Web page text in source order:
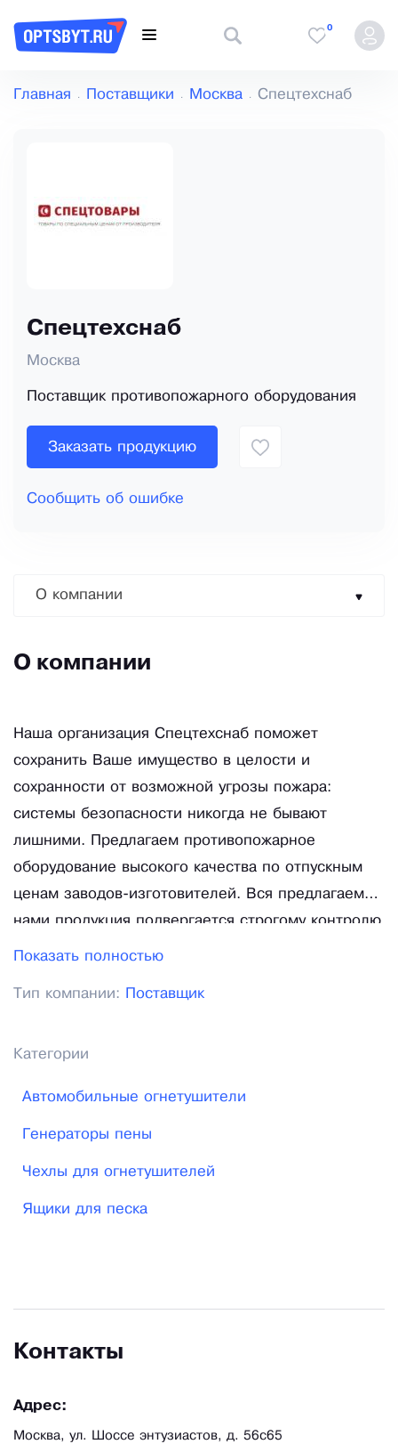
0
Главная Поставщики Москва Спецтехснаб
Спецтехснаб
Москва
Поставщик противопожарного оборудования
Заказать продукцию
Сообщить об ошибке
О компании
О компании
Наша организация Спецтехснаб поможет
сохранить Ваше имущество в целости и
сохранности от возможной угрозы пожара:
системы безопасности никогда не бывают
лишними. Предлагаем противопожарное
оборудование высокого качества по отпускным
ценам заводов-изготовителей. Вся предлагаемая
нами продукция подвергается строгому контролю
качества, который основан на современных
Тестирование проводится как во время процесса
при поступлении на склад пожарных рукавов от
продукции уже оценили по достоинству не только
потребители, но и надзорные органы различных
различные награды и грамоты, полученные от
Показать полностью
Тип компании: Поставщик
Категории
Автомобильные огнетушители
Генераторы пены
Чехлы для огнетушителей
Ящики для песка
Контакты
Адрес:
Москва, ул. Шоссе энтузиастов, д. 56с65